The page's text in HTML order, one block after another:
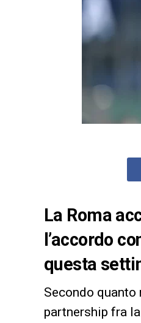
La Roma
l’accordo
questa
Secondo
partnership fra la